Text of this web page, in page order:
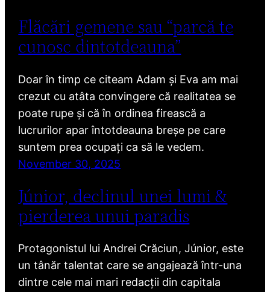
Flăcări gemene sau “parcă te
cunosc dintotdeauna”
Doar în timp ce citeam Adam și Eva am mai
crezut cu atâta convingere că realitatea se
poate rupe și că în ordinea firească a
lucrurilor apar întotdeauna breșe pe care
suntem prea ocupați ca să le vedem.
November 30, 2025
Júnior, declinul unei lumi &
pierderea unui paradis
Protagonistul lui Andrei Crăciun, Júnior, este
un tânăr talentat care se angajează într-una
dintre cele mai mari redacții din capitala